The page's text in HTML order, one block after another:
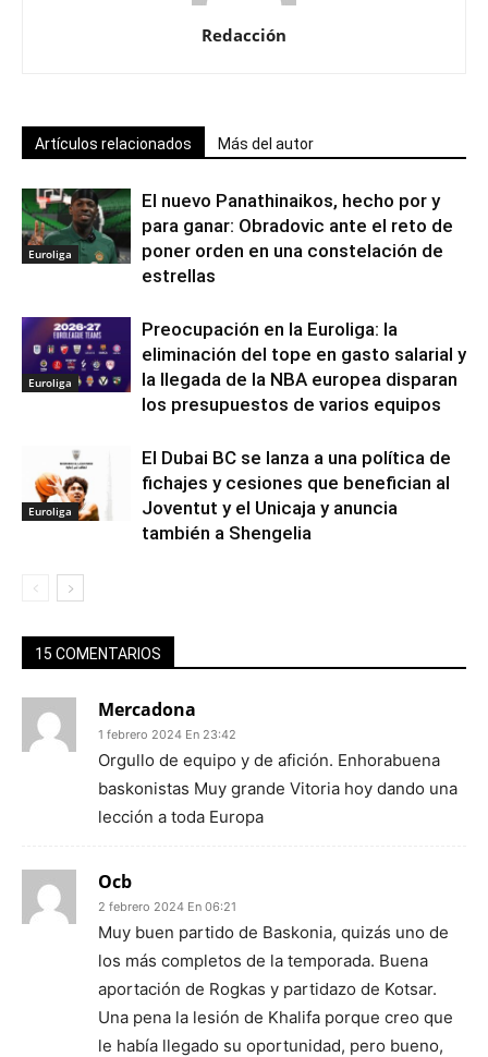
Redacción
Artículos relacionados Más del autor
Euroliga
El nuevo Panathinaikos, hecho por y
para ganar: Obradovic ante el reto de
poner orden en una constelación de
estrellas
Euroliga
Preocupación en la Euroliga: la
eliminación del tope en gasto salarial y
la llegada de la NBA europea disparan
los presupuestos de varios equipos
Euroliga
El Dubai BC se lanza a una política de
fichajes y cesiones que benefician al
Joventut y el Unicaja y anuncia
también a Shengelia
15 COMENTARIOS
Mercadona
1 febrero 2024 En 23:42
Orgullo de equipo y de afición. Enhorabuena
baskonistas Muy grande Vitoria hoy dando una
lección a toda Europa
Ocb
2 febrero 2024 En 06:21
Muy buen partido de Baskonia, quizás uno de
los más completos de la temporada. Buena
aportación de Rogkas y partidazo de Kotsar.
Una pena la lesión de Khalifa porque creo que
le había llegado su oportunidad, pero bueno,